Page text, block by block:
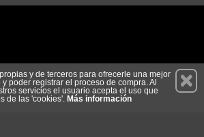
Suscríbete
y de terceros para ofrecerle una mejor
poder registrar el proceso de compra. Al
servicios el usuario acepta el uso que
de las 'cookies'. Más información